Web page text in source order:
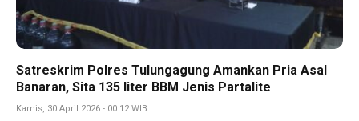
Satreskrim Polres Tulungagung Amankan Pria Asal
Banaran, Sita 135 liter BBM Jenis Partalite
Kamis, 30 April 2026 - 00:12 WIB